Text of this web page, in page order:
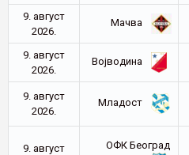
9. август
2026.
Мачва
9. август
2026.
Војводина
9. август
2026.
Младост
9. август
ОФК Београд